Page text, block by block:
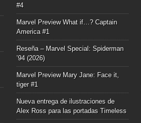
#4
Marvel Preview What if…? Captain
America #1
Reseña – Marvel Special: Spiderman
’94 (2026)
Marvel Preview Mary Jane: Face it,
tiger #1
Nueva entrega de ilustraciones de
Alex Ross para las portadas Timeless